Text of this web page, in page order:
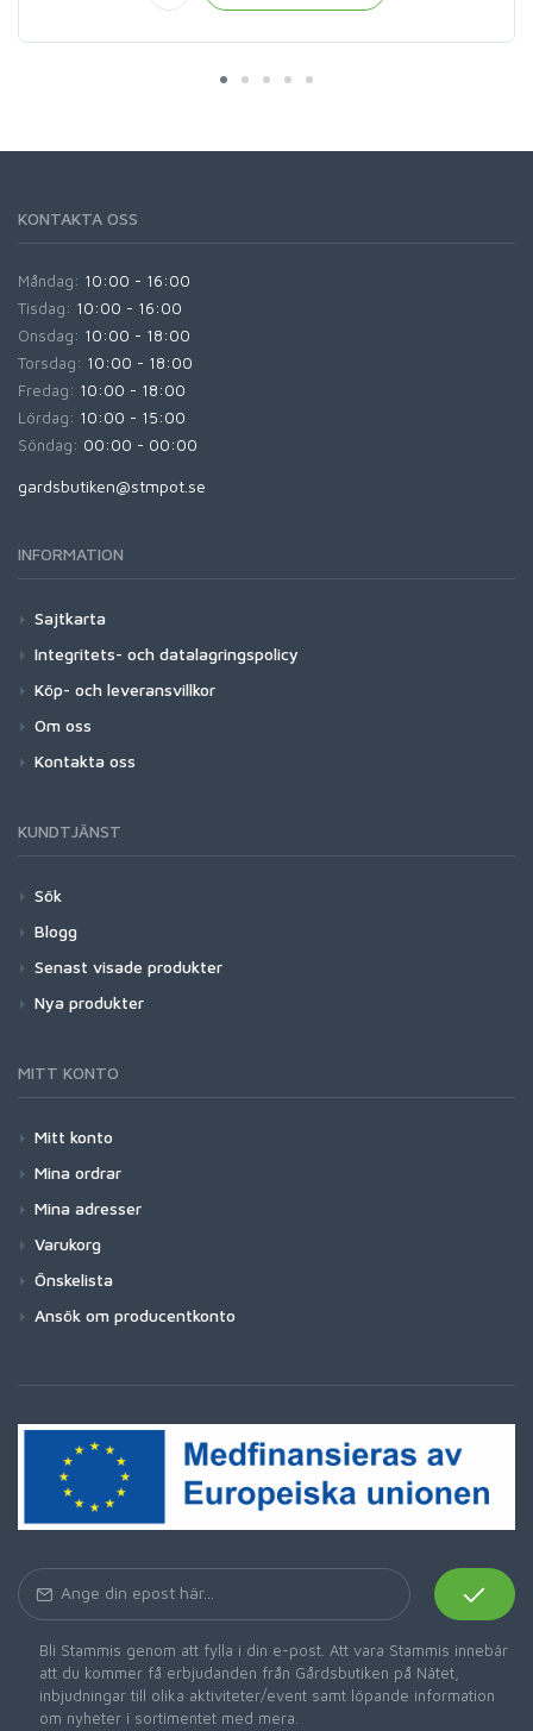
KONTAKTA OSS
Måndag: 10:00 - 16:00
Tisdag: 10:00 - 16:00
Onsdag: 10:00 - 18:00
Torsdag: 10:00 - 18:00
Fredag: 10:00 - 18:00
Lördag: 10:00 - 15:00
Söndag: 00:00 - 00:00
gardsbutiken@stmpot.se
INFORMATION
Sajtkarta
Integritets- och datalagringspolicy
Köp- och leveransvillkor
Om oss
Kontakta oss
KUNDTJÄNST
Sök
Blogg
Senast visade produkter
Nya produkter
MITT KONTO
Mitt konto
Mina ordrar
Mina adresser
Varukorg
Önskelista
Ansök om producentkonto
Bli Stammis genom att fylla i din e-post. Att vara Stammis innebär
att du kommer få erbjudanden från Gårdsbutiken på Nätet,
inbjudningar till olika aktiviteter/event samt löpande information
om nyheter i sortimentet med mera.